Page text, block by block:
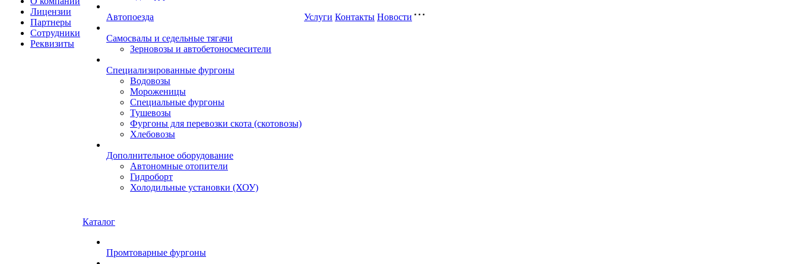
Лицензии
Партнеры
Сотрудники
Реквизиты
Автопоезда
Самосвалы и седельные тягачи
Зерновозы и автобетоносмесители
Специализированные фургоны
Водовозы
Мороженицы
Специальные фургоны
Тушевозы
Фургоны для перевозки скота (скотовозы)
Хлебовозы
Дополнительное оборудование
Автономные отопители
Гидроборт
Холодильные установки (ХОУ)
Услуги Контакты Новости
Каталог
Промтоварные фургоны